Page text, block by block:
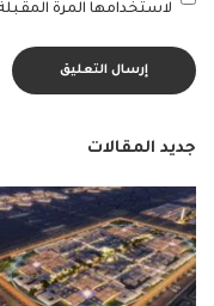
لاستخدامها المرة
جديد المقالات